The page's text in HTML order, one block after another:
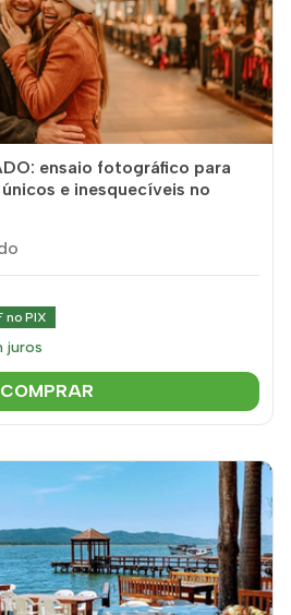
ensaio fotográfico para
e inesquecíveis no
no PIX
juros
COMPRAR